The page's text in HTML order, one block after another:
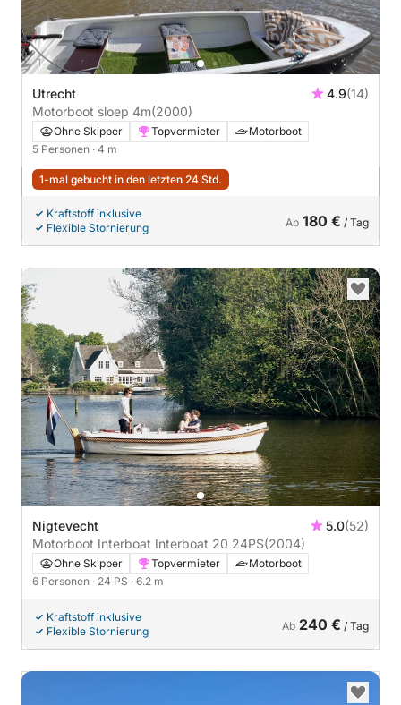
Utrecht 4.9(14)
Motorboot sloep 4m(2000)
Ohne Skipper Topvermieter
Motorboot
5 Personen · 4 m
1-mal gebucht in den letzten 24 Std.
Kraftstoff inklusive
Flexible Stornierung
Ab 180 € / Tag
Nigtevecht 5.0(52)
Motorboot Interboat Interboat 20 24PS(2004)
Ohne Skipper Topvermieter
Motorboot
6 Personen · 24 PS · 6.2 m
Kraftstoff inklusive
Flexible Stornierung
Ab 240 € / Tag